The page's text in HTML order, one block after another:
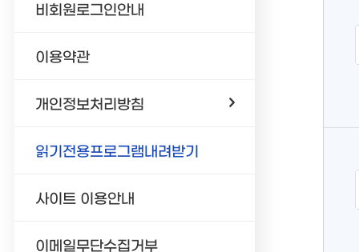
비회원로그인안내
이용약관
개인정보처리방침
읽기전용프로그램내려받기
사이트 이용안내
이메일무단수집거부